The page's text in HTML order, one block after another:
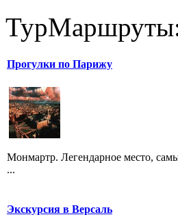
Прогулки по Парижу
Монмартр. Легендарное место,
...
Экскурсия в Версаль